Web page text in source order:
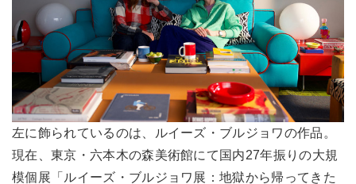
左に飾られているのは、ルイーズ・ブルジョワの作品。
現在、東京・六本木の森美術館にて国内27年振りの大規
模個展「ルイーズ・ブルジョワ展：地獄から帰ってきた